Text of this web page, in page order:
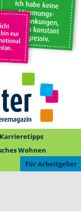
Karrieretipps
Wohnen
Für Arbeitgeber